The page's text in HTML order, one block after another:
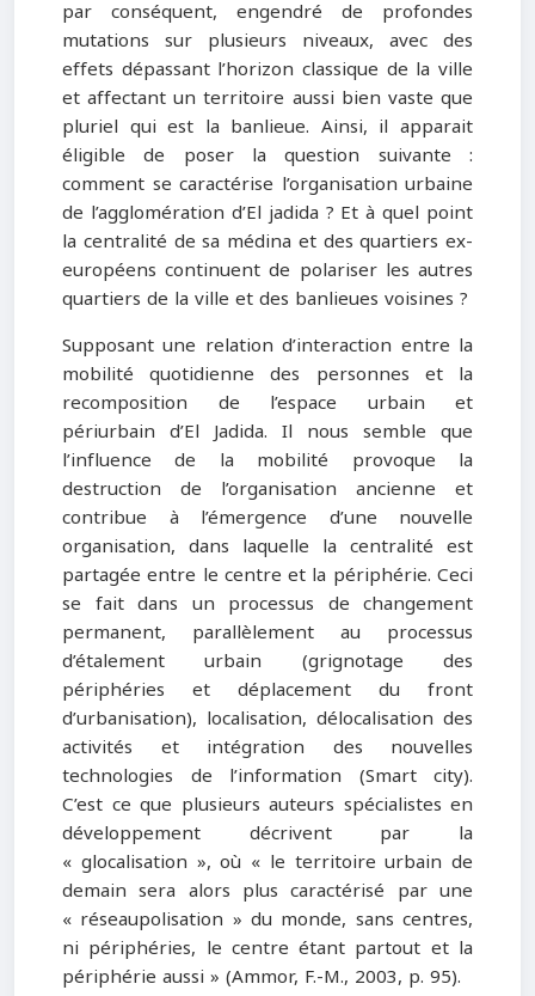
par conséquent, engendré de profondes
mutations sur plusieurs niveaux, avec des
effets dépassant l’horizon classique de la ville
et affectant un territoire aussi bien vaste que
pluriel qui est la banlieue. Ainsi, il apparait
éligible de poser la question suivante :
comment se caractérise l’organisation urbaine
de l’agglomération d’El jadida ? Et à quel point
la centralité de sa médina et des quartiers ex-
européens continuent de polariser les autres
quartiers de la ville et des banlieues voisines ?
Supposant une relation d’interaction entre la
mobilité quotidienne des personnes et la
recomposition de l’espace urbain et
périurbain d’El Jadida. Il nous semble que
l’influence de la mobilité provoque la
destruction de l’organisation ancienne et
contribue à l’émergence d’une nouvelle
organisation, dans laquelle la centralité est
partagée entre le centre et la périphérie. Ceci
se fait dans un processus de changement
permanent, parallèlement au processus
d’étalement urbain (grignotage des
périphéries et déplacement du front
d’urbanisation), localisation, délocalisation des
activités et intégration des nouvelles
technologies de l’information (Smart city).
C’est ce que plusieurs auteurs spécialistes en
développement décrivent par la
« glocalisation », où « le territoire urbain de
demain sera alors plus caractérisé par une
« réseaupolisation » du monde, sans centres,
ni périphéries, le centre étant partout et la
périphérie aussi » (Ammor, F.-M., 2003, p. 95).